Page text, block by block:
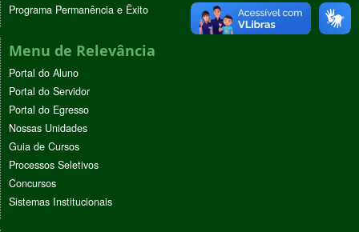
Programa Permanência e Êxito
Menu de Relevância
Portal do Aluno
Portal do Servidor
Portal do Egresso
Nossas Unidades
Guia de Cursos
Processos Seletivos
Concursos
Sistemas Institucionais